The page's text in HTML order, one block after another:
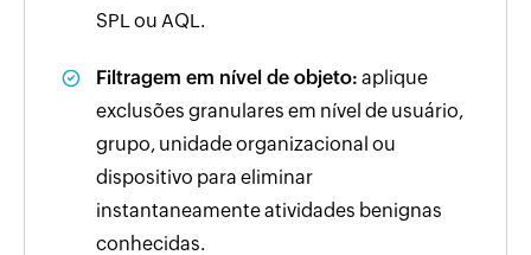
SPL ou AQL.
Filtragem em nível de objeto: aplique
exclusões granulares em nível de usuário,
grupo, unidade organizacional ou
dispositivo para eliminar
instantaneamente atividades benignas
conhecidas.